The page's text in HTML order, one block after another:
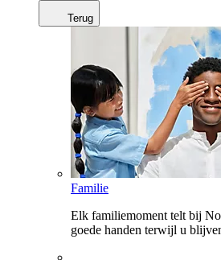
Terug
Familie
Elk familiemoment telt bij
goede handen terwijl u